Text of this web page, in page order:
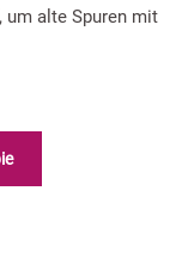
um alte Spuren mit